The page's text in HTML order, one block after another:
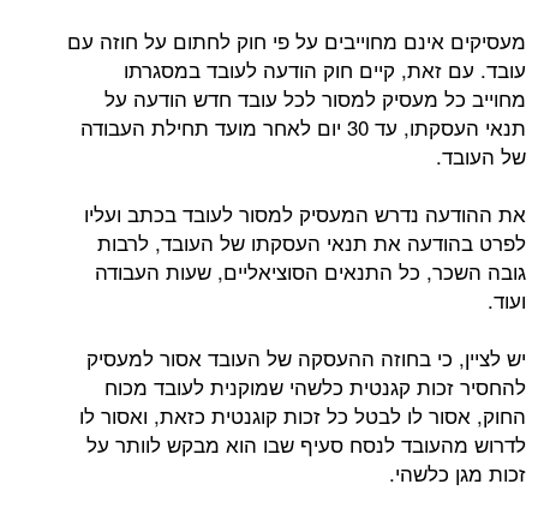
מעסיקים אינם מחוייבים על פי חוק לחתום על חוזה עם
עובד. עם זאת, קיים חוק הודעה לעובד במסגרתו
מחוייב כל מעסיק למסור לכל עובד חדש הודעה על
תנאי העסקתו, עד 30 יום לאחר מועד תחילת העבודה
של העובד.
את ההודעה נדרש המעסיק למסור לעובד בכתב ועליו
לפרט בהודעה את תנאי העסקתו של העובד, לרבות
גובה השכר, כל התנאים הסוציאליים, שעות העבודה
ועוד.
יש לציין, כי בחוזה ההעסקה של העובד אסור למעסיק
להחסיר זכות קגנטית כלשהי שמוקנית לעובד מכוח
החוק, אסור לו לבטל כל זכות קוגנטית כזאת, ואסור לו
לדרוש מהעובד לנסח סעיף שבו הוא מבקש לוותר על
זכות מגן כלשהי.